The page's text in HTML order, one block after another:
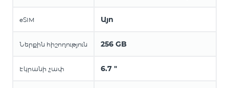
eSIM Այո
Ներքին հիշողություն 256 GB
Էկրանի չափ 6.7 "